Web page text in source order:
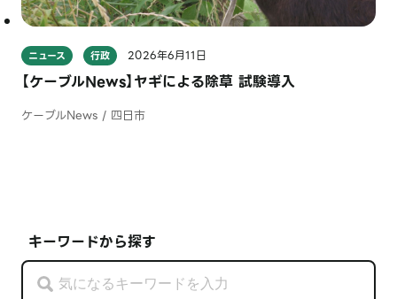
キーワードから探す
ニュース 行政 2026年6月11日
【ケーブルNews】ヤギによる除草 試験導入
ケーブルNews / 四日市